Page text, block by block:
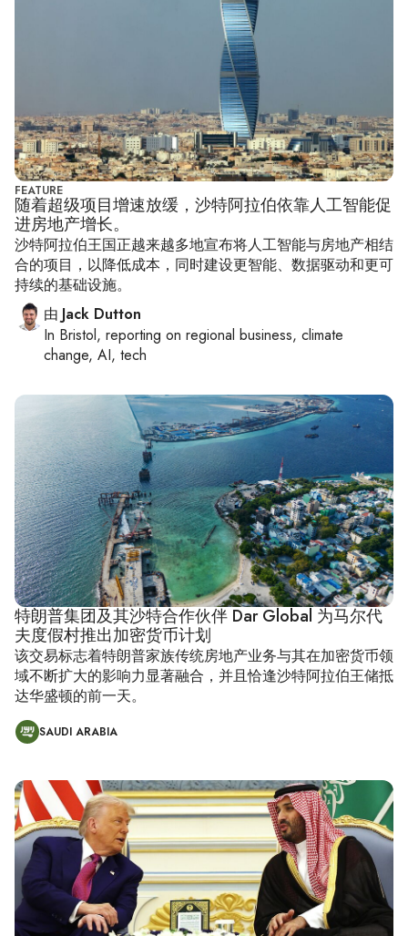
FEATURE
随着超级项目增速放缓，沙特阿拉伯依靠人工智能促
进房地产增长。
沙特阿拉伯王国正越来越多地宣布将人工智能与房地产相结
合的项目，以降低成本，同时建设更智能、数据驱动和更可
持续的基础设施。
由 Jack Dutton
In Bristol, reporting on regional business, climate
change, AI, tech
特朗普集团及其沙特合作伙伴 Dar Global 为马尔代
夫度假村推出加密货币计划
该交易标志着特朗普家族传统房地产业务与其在加密货币领
域不断扩大的影响力显著融合，并且恰逢沙特阿拉伯王储抵
达华盛顿的前一天。
SAUDI ARABIA